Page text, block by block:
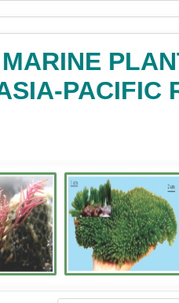
PACIFIC